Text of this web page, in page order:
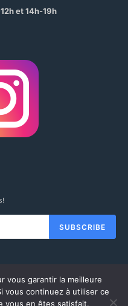
et 14h-19h
SUBSCRIBE
vous garantir la meilleure
vous continuez à utiliser ce
vous en êtes satisfait.